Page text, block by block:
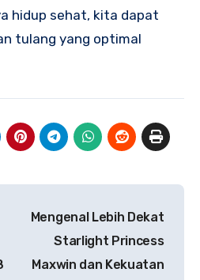
hidup sehat, kita dapat
tulang yang optimal
Mengenal Lebih Dekat
Starlight Princess
Maxwin dan Kekuatan